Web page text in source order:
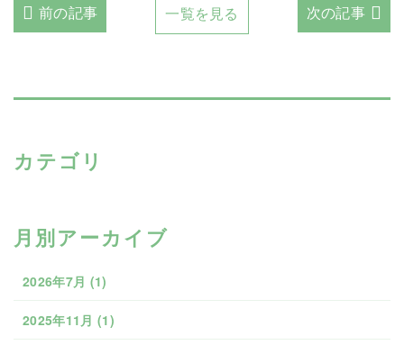
前の記事 一覧を見る 次の記事
カテゴリ
月別アーカイブ
2026年7月 (1)
2025年11月 (1)